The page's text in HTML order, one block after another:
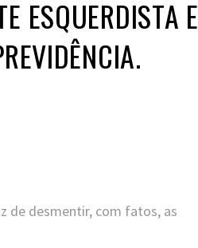
ESQUERDISTA E
de desmentir, com fatos, as